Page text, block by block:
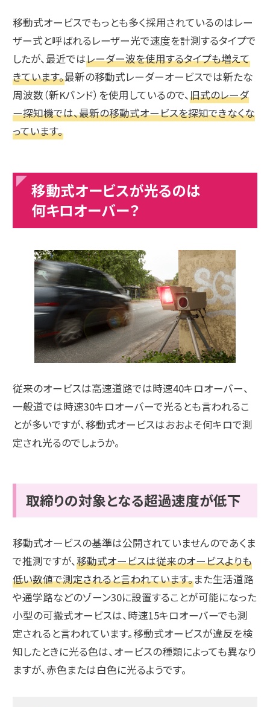
移動式オービスでもっとも多く採用されているのはレー
ザー式と呼ばれるレーザー光で速度を計測するタイプで
したが、最近ではレーダー波を使用するタイプも増えて
きています。最新の移動式レーダーオービスでは新たな
周波数（新Kバンド）を使用しているので、旧式のレーダ
ー探知機では、最新の移動式オービスを探知できなくな
っています。
移動式オービスが光るのは
何キロオーバー？
従来のオービスは高速道路では時速40キロオーバー、
一般道では時速30キロオーバーで光るとも言われるこ
とが多いですが、移動式オービスはおおよそ何キロで測
定され光るのでしょうか。
取締りの対象となる超過速度が低下
移動式オービスの基準は公開されていませんのであくま
で推測ですが、移動式オービスは従来のオービスよりも
低い数値で測定されると言われています。また生活道路
や通学路などのゾーン30に設置することが可能になった
小型の可搬式オービスは、時速15キロオーバーでも測
定されると言われています。移動式オービスが違反を検
知したときに光る色は、オービスの種類によっても異なり
ますが、赤色または白色に光るようです。